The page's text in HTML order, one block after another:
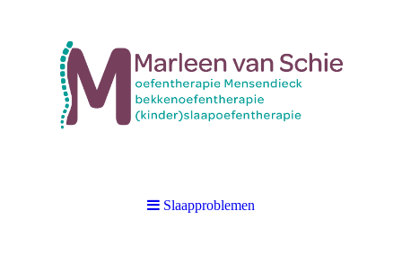
Slaapproblemen